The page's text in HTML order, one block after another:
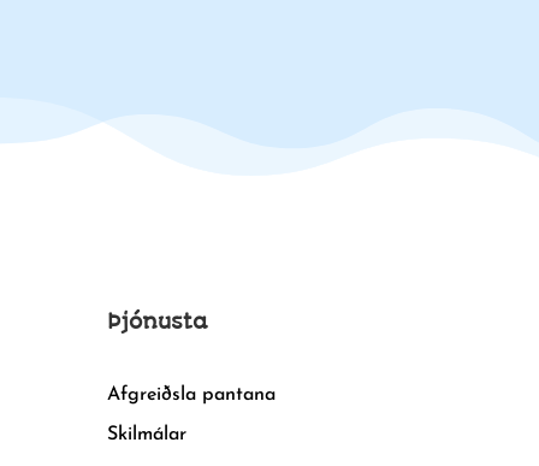
Þjónusta
Afgreiðsla pantana
Skilmálar